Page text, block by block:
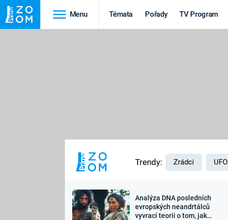
Menu Témata Pořady TV Program
Výročí
Trendy: Zrádci UFO
Analýza DNA posledních
evropských neandrtálců
vyvrací teorii o tom, jak